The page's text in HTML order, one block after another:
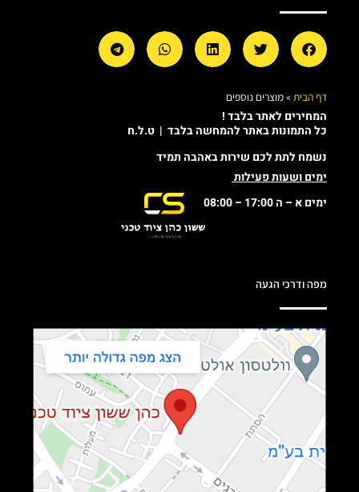
דף הבית »מוצרים נוספים
המחירים לאתר בלבד !
כל התמונות באתר להמחשה בלבד | ט.ל.ח
נשמח לתת לכם שירות באהבה תמיד
ימים ושעות פעילות
ימים א – ה 17:00 – 08:00
מפה ודרכי הגעה